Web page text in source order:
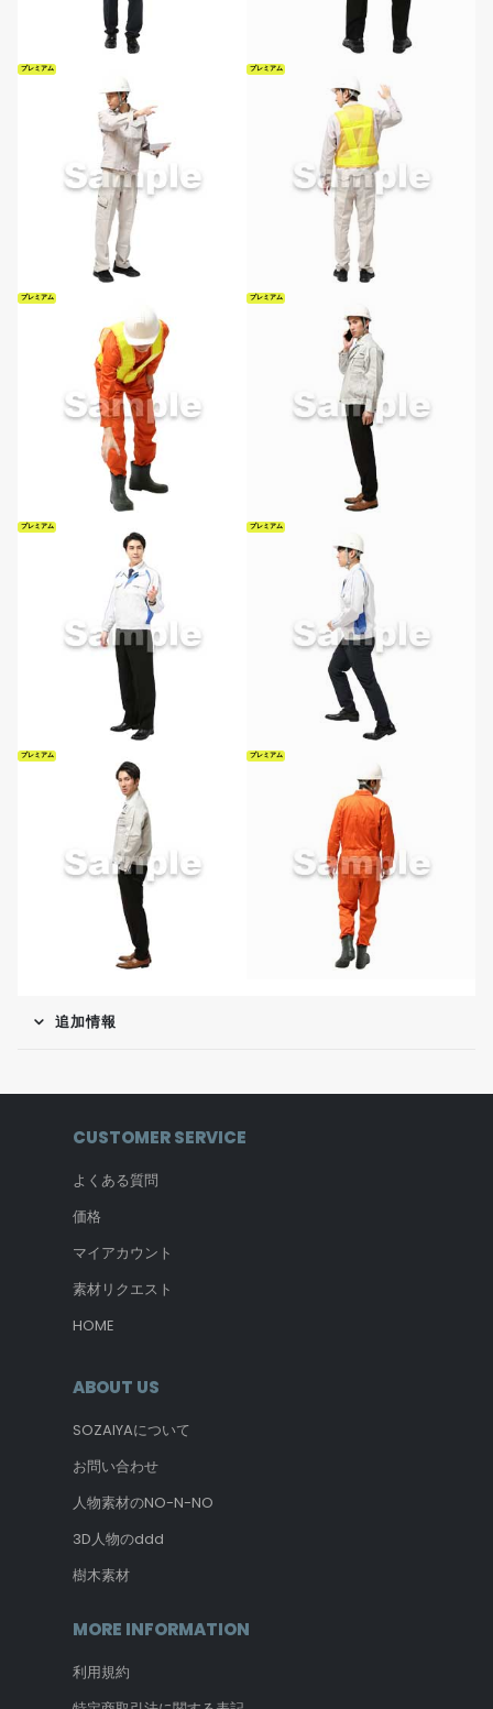
プレミアム プレミアム
プレミアム プレミアム
プレミアム プレミアム
プレミアム プレミアム
追加情報
CUSTOMER SERVICE
よくある質問
価格
マイアカウント
素材リクエスト
HOME
ABOUT US
SOZAIYAについて
お問い合わせ
人物素材のNO-N-NO
3D人物のddd
樹木素材
MORE INFORMATION
利用規約